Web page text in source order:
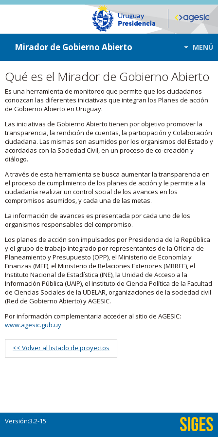
ir a contenido
ir al menú
Mirador de Gobierno Abierto MENÚ
Qué es el Mirador de Gobierno Abierto
Es una herramienta de monitoreo que permite que los ciudadanos
conozcan las diferentes iniciativas que integran los Planes de acción
de Gobierno Abierto en Uruguay.
Las iniciativas de Gobierno Abierto tienen por objetivo promover la
transparencia, la rendición de cuentas, la participación y Colaboración
ciudadana. Las mismas son asumidos por los organismos del Estado y
acordadas con la Sociedad Civil, en un proceso de co-creación y
diálogo.
A través de esta herramienta se busca aumentar la transparencia en
el proceso de cumplimiento de los planes de acción y le permite a la
ciudadanía realizar un control social de los avances en los
compromisos asumidos, y cada una de las metas.
La información de avances es presentada por cada uno de los
organismos responsables del compromiso.
Los planes de acción son impulsados por Presidencia de la República
y el grupo de trabajo integrado por representantes de la Oficina de
Planeamiento y Presupuesto (OPP), el Ministerio de Economía y
Finanzas (MEF), el Ministerio de Relaciones Exteriores (MRREE), el
Instituto Nacional de Estadística (INE), la Unidad de Acceso a la
Información Pública (UAIP), el Instituto de Ciencia Política de la Facultad
de Ciencias Sociales de la UDELAR, organizaciones de la sociedad civil
(Red de Gobierno Abierto) y AGESIC.
Por información complementaria acceder al sitio de AGESIC:
www.agesic.gub.uy
<< Volver al listado de proyectos
Versión:3.2-15